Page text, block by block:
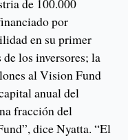
de 100.000
por
en su primer
los inversores; la
al Vision Fund
anual del
fracción del
dice Nyatta. “El